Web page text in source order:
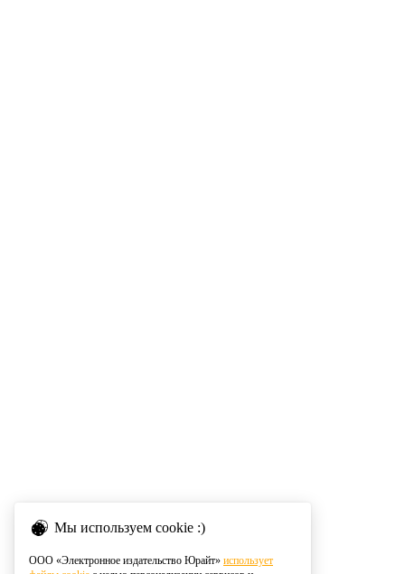
Мы используем cookie :)
ООО «Электронное издательство Юрайт» использует